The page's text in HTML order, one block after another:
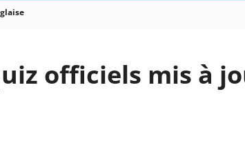
officiels mis à